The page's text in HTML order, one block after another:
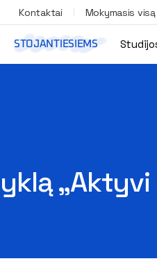
Kontaktai Mokymasis
STOJANTIESIEMS
„Aktyvi